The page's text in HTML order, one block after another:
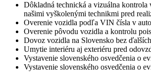
Dôkladná technická a vizuálna kontrola
našimi vyškolenými technikmi pred
Overenie vozidla podľa VIN čísla v
Overenie pôvodu vozidla a kontrolu
Dovoz vozidla na Slovensko bez
Umytie interiéru aj exteriéru pred
Vystavenie slovenského osvedčenia o
Vystavenie slovenského osvedčenia o